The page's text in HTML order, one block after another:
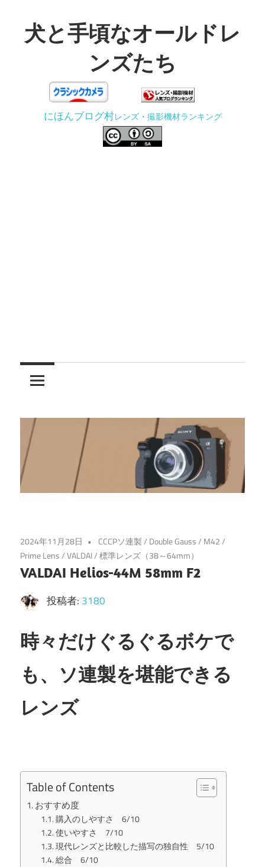
テ犬と手頃なオールドレ
ンズたち
う
にほんブログ村レンズ・撮影機材ランキング
2024年11月28日 CCCPソ連製/ Double Gauss/ M42/
Prime Lens/VALDAI/標準レンズ（38～64mm）
VALDAI Helios-44M 58mm F2
投稿者: 3180
時々だけぐるぐるボケで
も、ソ連製を堪能できる
レンズ
Table of Contents
おすすめ度
購入のしやすさ 6/10
使いやすさ 7/10
現代レンズと比較した描写の独自性 5/10
総合 6/10